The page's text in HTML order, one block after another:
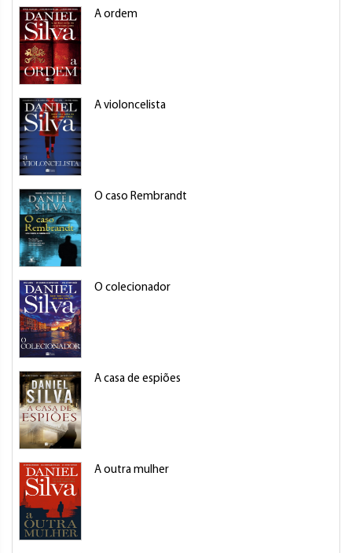
A ordem
A violoncelista
O caso Rembrandt
O colecionador
A casa de espiões
A outra mulher